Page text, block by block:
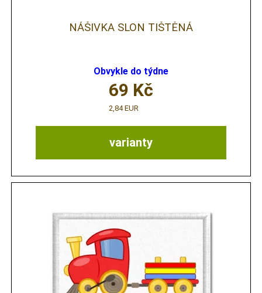
NÁŠIVKA SLON TIŠTĚNÁ
Obvykle do týdne
varianty
69 Kč
2,84 EUR